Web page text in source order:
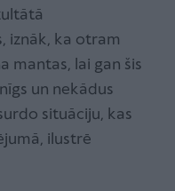
iznāk, ka otram
mantas, lai gan šis
un nekādus
situāciju, kas
ilustrē